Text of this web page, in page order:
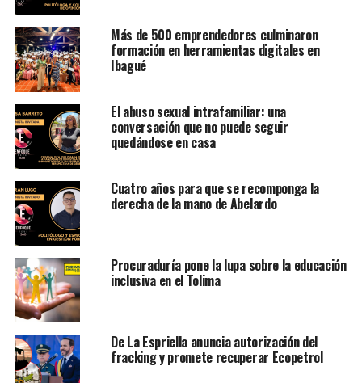
Más de 500 emprendedores culminaron
formación en herramientas digitales en
Ibagué
El abuso sexual intrafamiliar: una
conversación que no puede seguir
quedándose en casa
Cuatro años para que se recomponga la
derecha de la mano de Abelardo
Procuraduría pone la lupa sobre la educación
inclusiva en el Tolima
De La Espriella anuncia autorización del
fracking y promete recuperar Ecopetrol